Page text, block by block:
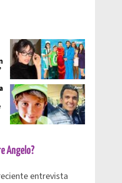
Angelo?
entrevista